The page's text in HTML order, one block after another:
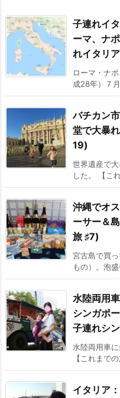
子連れイ
ーマ、ナ
れイタリ
ローマ・ナ
成28年）７
バチカン
堂で大暴
19)
世界遺産で
した。 【こ
沖縄でオ
ーサー＆
旅 ♯7)
宮古島で買
もの）。泡
水陸両用
シンガポ
子連れシ
水陸両用車
【これまで
イタリア